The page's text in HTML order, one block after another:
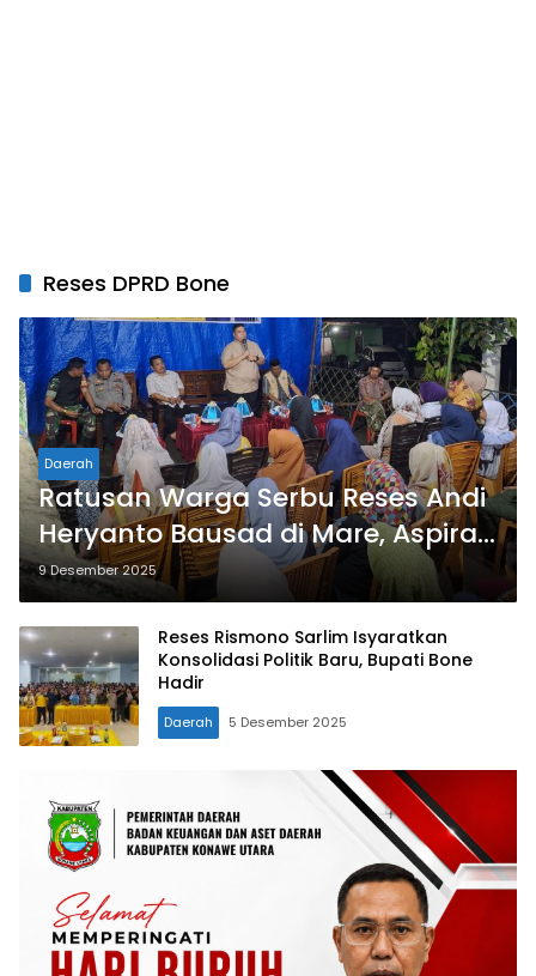
Reses DPRD Bone
Daerah
Ratusan Warga Serbu Reses Andi
Heryanto Bausad di Mare, Aspirasi
Mendesak Mengalir Deras
9 Desember 2025
Reses Rismono Sarlim Isyaratkan
Konsolidasi Politik Baru, Bupati Bone
Hadir
Daerah 5 Desember 2025